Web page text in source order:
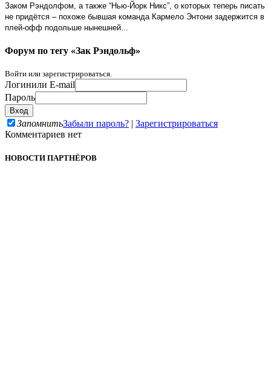
Заком Рэндолфом, а также “Нью-Йорк Никс”, о которых теперь писать
не придётся – похоже бывшая команда Кармело Энтони задержится в
плей-офф подольше нынешней...
Форум по тегу «Зак Рэндольф»
Войти или зарегистрироваться.
Логинили E-mail
Пароль
ЗапомнитьЗабыли пароль? | Зарегистрироваться
Комментариев нет
НОВОСТИ ПАРТНЁРОВ